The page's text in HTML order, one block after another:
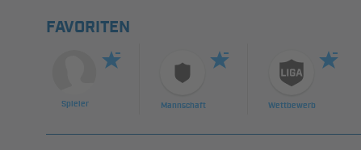
FAVORITEN
Spieler Mannschaft Wettbewerb